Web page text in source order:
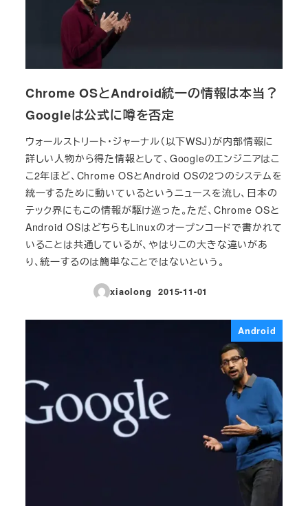
Chrome OSとAndroid統一の情報は本当？
Googleは公式に噂を否定
ウォールストリート・ジャーナル（以下WSJ）が内部情報に
詳しい人物から得た情報として、Googleのエンジニアはこ
こ2年ほど、Chrome OSとAndroid OSの2つのシステムを
統一するために動いているというニュースを流し、日本の
テック界にもこの情報が駆け巡った。ただ、Chrome OSと
Android OSはどちらもLinuxのオープンコードで書かれて
いることは共通しているが、やはりこの大きな違いがあ
り、統一するのは簡単なことではないという。
xiaolong
投稿日
2015-11-01
Android